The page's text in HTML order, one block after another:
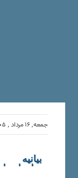
جمعه, ۱۶ مرداد , ۱۴۰۵ |
بیانیه
سازمان‌های